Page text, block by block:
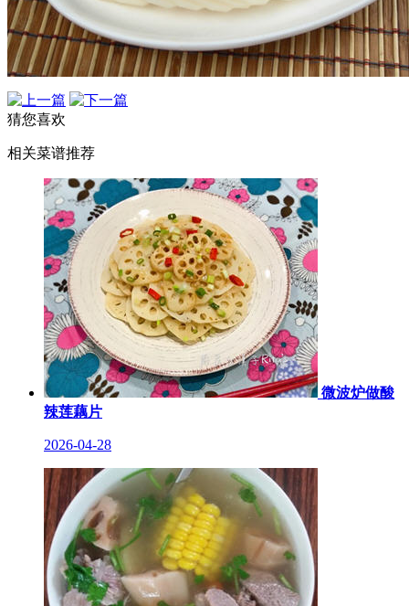
猜您喜欢
相关菜谱推荐
微波炉做酸
辣莲藕片
2026-04-28